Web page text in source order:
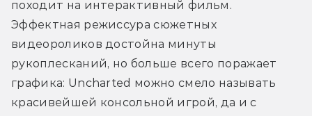
походит на интерактивный фильм.
Эффектная режиссура сюжетных
видеороликов достойна минуты
рукоплесканий, но больше всего поражает
графика: Uncharted можно смело называть
красивейшей консольной игрой, да и с